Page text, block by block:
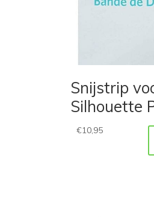
Snijstrip
Silhouette
€10,95